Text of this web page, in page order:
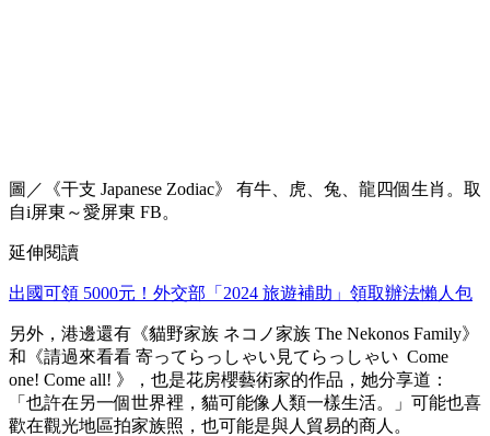
圖／《干支 Japanese Zodiac》 有牛、虎、兔、龍四個生肖。取
自i屏東～愛屏東 FB。
延伸閱讀
出國可領 5000元！外交部「2024 旅遊補助」領取辦法懶人包
另外，港邊還有《貓野家族 ネコノ家族 The Nekonos Family》
和《請過來看看 寄ってらっしゃい見てらっしゃい Come
one! Come all! 》，也是花房櫻藝術家的作品，她分享道：
「也許在另一個世界裡，貓可能像人類一樣生活。」可能也喜
歡在觀光地區拍家族照，也可能是與人貿易的商人。